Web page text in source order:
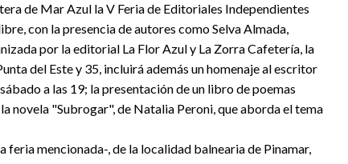
de Mar Azul la V Feria de Editoriales Independientes
con la presencia de autores como Selva Almada,
por la editorial La Flor Azul y La Zorra Cafetería, la
del Este y 35, incluirá además un homenaje al escritor
a las 19; la presentación de un libro de poemas
novela "Subrogar", de Natalia Peroni, que aborda el tema
mencionada-, de la localidad balnearia de Pinamar,